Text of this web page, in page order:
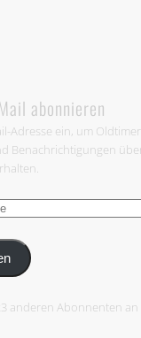
abonnieren
Adresse ein, um
Benachrichtigungen
anderen Abonnenten an